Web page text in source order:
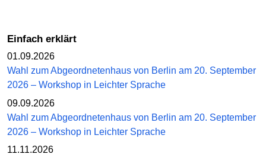
Einfach erklärt
01.09.2026
Wahl zum Abgeordnetenhaus von Berlin am 20. September
2026 – Workshop in Leichter Sprache
09.09.2026
Wahl zum Abgeordnetenhaus von Berlin am 20. September
2026 – Workshop in Leichter Sprache
11.11.2026